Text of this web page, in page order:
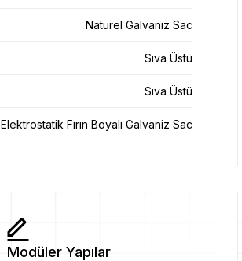
Naturel Galvaniz Sac
Sıva Üstü
Sıva Üstü
Elektrostatik Fırın Boyalı Galvaniz Sac
Modüler Yapılar